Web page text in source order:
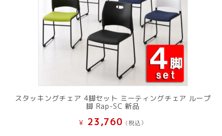
スタッキングチェア 4脚セット ミーティングチェア ループ
脚 Rap-SC 新品
¥ 23,760 (税込）